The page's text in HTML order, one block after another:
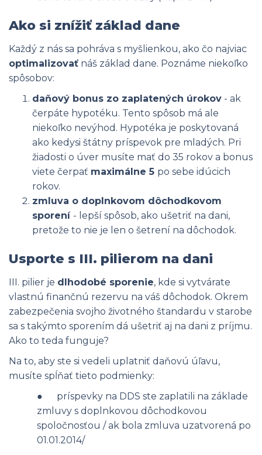
Ako si znížiť základ dane
Každý z nás sa pohráva s myšlienkou, ako čo najviac
optimalizovať náš základ dane. Poznáme niekoľko
spôsobov:
daňový bonus zo zaplatených úrokov - ak
čerpáte hypotéku. Tento spôsob má ale
niekoľko nevýhod. Hypotéka je poskytovaná
ako kedysi štátny príspevok pre mladých. Pri
žiadosti o úver musíte mať do 35 rokov a bonus
viete čerpať maximálne 5 po sebe idúcich
rokov.
zmluva o doplnkovom dôchodkovom
sporení - lepší spôsob, ako ušetriť na dani,
pretože to nie je len o šetrení na dôchodok.
Usporte s III. pilierom na dani
III. pilier je dlhodobé sporenie, kde si vytvárate
vlastnú finančnú rezervu na váš dôchodok. Okrem
zabezpečenia svojho životného štandardu v starobe
sa s takýmto sporením dá ušetriť aj na dani z príjmu.
Ako to teda funguje?
Na to, aby ste si vedeli uplatniť daňovú úľavu,
musíte spĺňať tieto podmienky:
● príspevky na DDS ste zaplatili na základe
zmluvy s doplnkovou dôchodkovou
spoločnosťou / ak bola zmluva uzatvorená po
01.01.2014/